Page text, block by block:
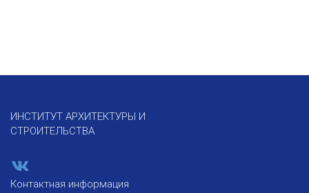
ИНСТИТУТ АРХИТЕКТУРЫ И
СТРОИТЕЛЬСТВА
Контактная информация